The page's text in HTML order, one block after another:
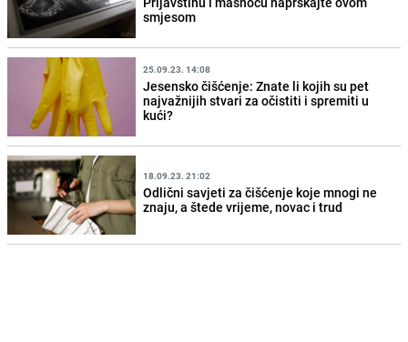
smjesom
25.09.23. 14:08
Jesensko čišćenje: Znate li kojih su pet
najvažnijih stvari za očistiti i spremiti u
kući?
18.09.23. 21:02
Odlični savjeti za čišćenje koje mnogi ne
znaju, a štede vrijeme, novac i trud